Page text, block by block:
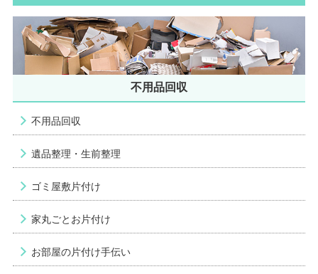
不用品回収
不用品回収
遺品整理・生前整理
ゴミ屋敷片付け
家丸ごとお片付け
お部屋の片付け手伝い